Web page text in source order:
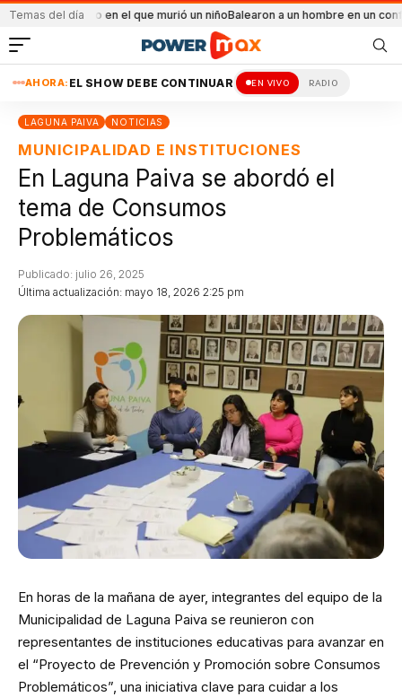
Temas del día
en el que murió un niñoBalearon a un hombre en un conflicto familiar
AHORA: EL SHOW DEBE CONTINUAR EN VIVO RADIO
LAGUNA PAIVA NOTICIAS
MUNICIPALIDAD E INSTITUCIONES
En Laguna Paiva se abordó el
tema de Consumos
Problemáticos
Última actualización: mayo 18, 2026 2:25 pm
Publicado: julio 26, 2025
En horas de la mañana de ayer, integrantes del equipo de la
Municipalidad de Laguna Paiva se reunieron con
representantes de instituciones educativas para avanzar en
el “Proyecto de Prevención y Promoción sobre Consumos
Problemáticos”, una iniciativa clave para cuidar a los